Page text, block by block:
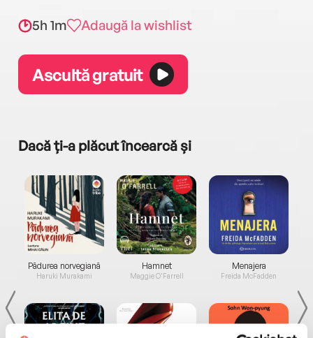
5h 1m Adaugă la wishlist
Ascultă gratuit
Dacă ți-a plăcut încearcă și
Pădurea norvegiană
Haruki Murakami
Hamnet
Maggie O'Farrell
Menajera
Freida McFadden